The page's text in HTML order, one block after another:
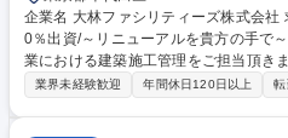
企業名 大林ファシリティーズ株式会社 求人名 【建築施工管理】大林組10
0％出資/～リニューアルを貴方の手で～ 仕事の内容 リニューアル工事事
業における建築施工管理をご担当頂き
ビル/大学キャンパス/病院/研究所等の
業界未経験歓迎 年間休日120日以上 転